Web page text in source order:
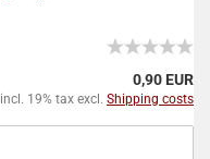
0,90 EUR
incl. 19% tax excl. Shipping costs